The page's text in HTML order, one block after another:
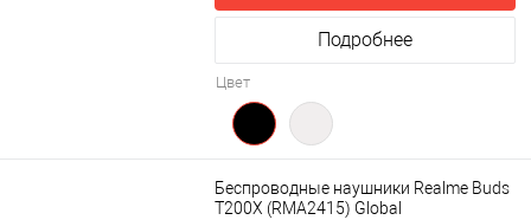
Подробнее
Цвет
Беспроводные наушники Realme Buds
T200X (RMA2415) Global